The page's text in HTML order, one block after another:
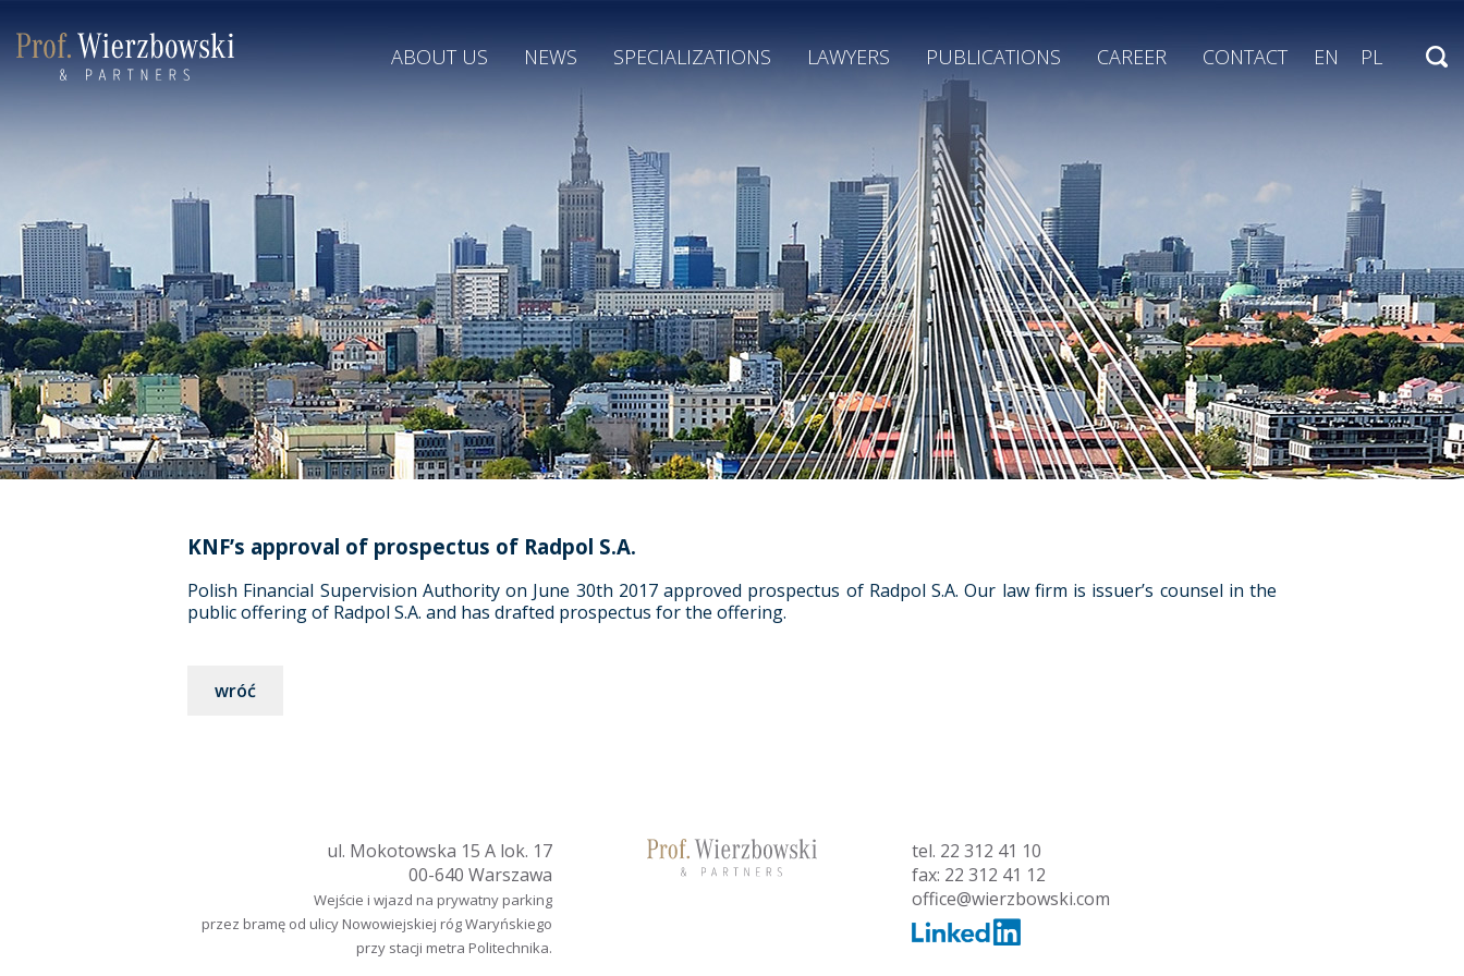
ABOUT US NEWS SPECIALIZATIONS LAWYERS PUBLICATIONS CAREER CONTACT EN PL
KNF’s approval of prospectus of Radpol S.A.
Polish Financial Supervision Authority on June 30th 2017 approved prospectus of Radpol S.A. Our law firm is issuer’s counsel in the
public offering of Radpol S.A. and has drafted prospectus for the offering.
wróć
ul. Mokotowska 15 A lok. 17
00-640 Warszawa
Wejście i wjazd na prywatny parking
przez bramę od ulicy Nowowiejskiej róg Waryńskiego
przy stacji metra Politechnika.
tel. 22 312 41 10
fax: 22 312 41 12
office@wierzbowski.com